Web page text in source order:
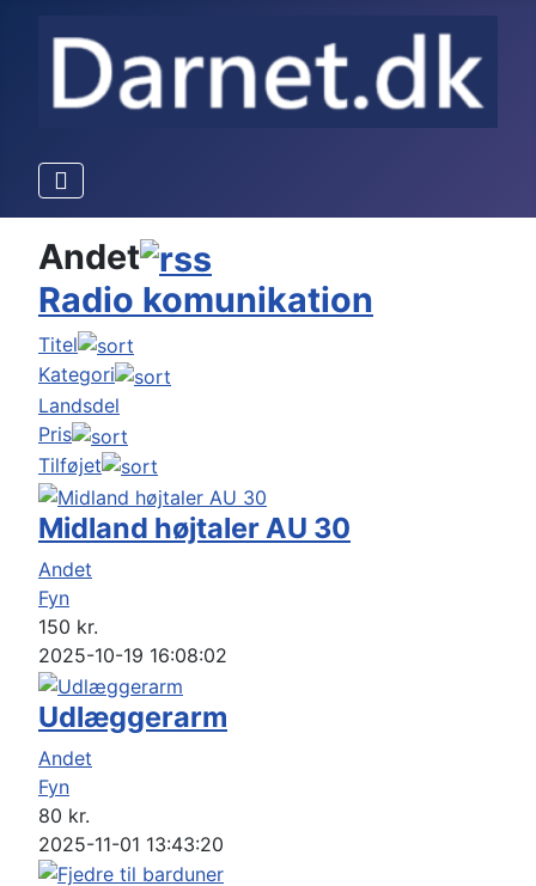
Andet
Radio komunikation
Titel
Kategori
Landsdel
Pris
Tilføjet
Midland højtaler AU 30
Andet
Fyn
150 kr.
2025-10-19 16:08:02
Udlæggerarm
Andet
Fyn
80 kr.
2025-11-01 13:43:20